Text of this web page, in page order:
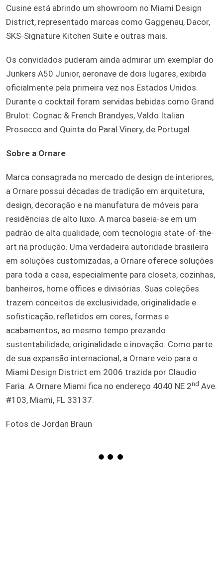
Cusine está abrindo um showroom no Miami Design
District, representado marcas como Gaggenau, Dacor,
SKS-Signature Kitchen Suite e outras mais.
Os convidados puderam ainda admirar um exemplar do
Junkers A50 Junior, aeronave de dois lugares, exibida
oficialmente pela primeira vez nos Estados Unidos.
Durante o cocktail foram servidas bebidas como Grand
Brulot: Cognac & French Brandyes, Valdo Italian
Prosecco and Quinta do Paral Vinery, de Portugal.
Sobre a Ornare
Marca consagrada no mercado de design de interiores,
a Ornare possui décadas de tradição em arquitetura,
design, decoração e na manufatura de móveis para
residências de alto luxo. A marca baseia-se em um
padrão de alta qualidade, com tecnologia state-of-the-
art na produção. Uma verdadeira autoridade brasileira
em soluções customizadas, a Ornare oferece soluções
para toda a casa, especialmente para closets, cozinhas,
banheiros, home offices e divisórias. Suas coleções
trazem conceitos de exclusividade, originalidade e
sofisticação, refletidos em cores, formas e
acabamentos, ao mesmo tempo prezando
sustentabilidade, originalidade e inovação. Como parte
de sua expansão internacional, a Ornare veio para o
Miami Design District em 2006 trazida por Claudio
Faria. A Ornare Miami fica no endereço 4040 NE 2nd Ave.
#103, Miami, FL 33137.
Fotos de Jordan Braun